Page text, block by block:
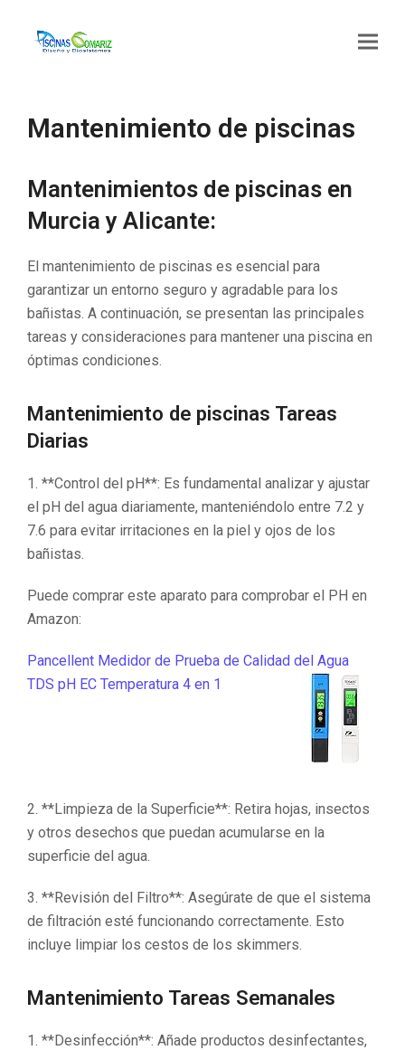
Mantenimiento de piscinas
Mantenimientos de piscinas en
Murcia y Alicante:
El mantenimiento de piscinas es esencial para
garantizar un entorno seguro y agradable para los
bañistas. A continuación, se presentan las principales
tareas y consideraciones para mantener una piscina en
óptimas condiciones.
Mantenimiento de piscinas Tareas
Diarias
1. **Control del pH**: Es fundamental analizar y ajustar
el pH del agua diariamente, manteniéndolo entre 7.2 y
7.6 para evitar irritaciones en la piel y ojos de los
bañistas.
Puede comprar este aparato para comprobar el PH en
Amazon:
Pancellent Medidor de Prueba de Calidad del Agua
TDS pH EC Temperatura 4 en 1
2. **Limpieza de la Superficie**: Retira hojas, insectos
y otros desechos que puedan acumularse en la
superficie del agua.
3. **Revisión del Filtro**: Asegúrate de que el sistema
de filtración esté funcionando correctamente. Esto
incluye limpiar los cestos de los skimmers.
Mantenimiento Tareas Semanales
1. **Desinfección**: Añade productos desinfectantes,